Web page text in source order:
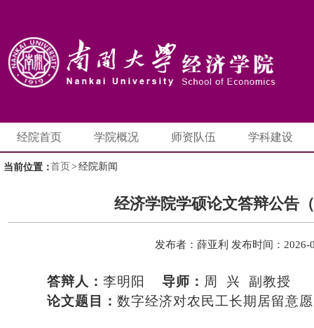
经院首页 学院概况 师资队伍 学科建设
当前位置：首页 > 经院新闻
经济学院学硕论文答辩公告
发布者：薛亚利 发布时间：2026-
答辩人：李明阳 导师： 周 兴
副教授
论文题目：数字经济对农民工长期居留意